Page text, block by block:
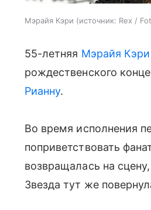
Мэрайя Кэри источник: Rex /
55-летняя Мэрайя Кэри
рождественского
Рианну.
Во время исполнения
поприветствовать
возвращалась на
Звезда тут же